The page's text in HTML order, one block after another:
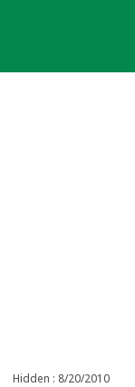
Hidden : 8/20/2010